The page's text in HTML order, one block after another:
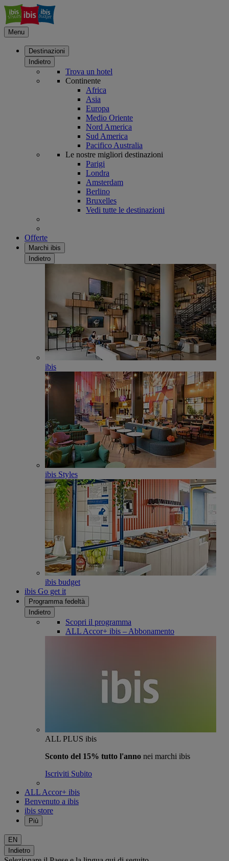
Menu
Destinazioni
Indietro
Trova un hotel
Continente
Africa
Asia
Europa
Medio Oriente
Nord America
Sud America
Pacifico Australia
Le nostre migliori destinazioni
Parigi
Londra
Amsterdam
Berlino
Bruxelles
Vedi tutte le destinazioni
Offerte
Marchi ibis
Indietro
ibis
ibis Styles
ibis budget
ibis Go get it
Programma fedeltà
Indietro
Scopri il programma
ALL Accor+ ibis – Abbonamento
ALL PLUS ibis
Sconto del 15% tutto l'anno nei marchi ibis
Iscriviti Subito
ALL Accor+ ibis
Benvenuto a ibis
ibis store
Più
EN
Indietro